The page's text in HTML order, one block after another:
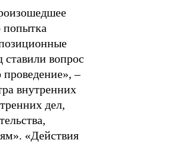
попытка
ставили вопрос
–
внутренних
дел,
«Действия